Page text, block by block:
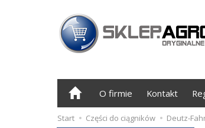
O firmie Kontakt
Start Części do ciągników Deutz-